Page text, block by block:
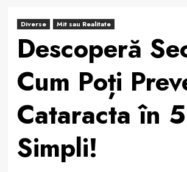
Diverse Mit sau Realitate
Descoperă
Cum Poți
Cataracta în
Simpli!